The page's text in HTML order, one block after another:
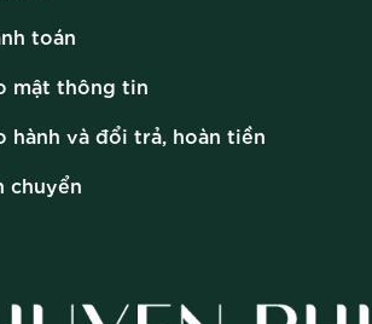
toán
mật thông tin
hành và đổi trả, hoàn tiền
chuyển